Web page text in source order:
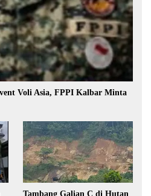
Voli Asia, FPPI Kalbar Minta
Tambang Galian C di Hutan